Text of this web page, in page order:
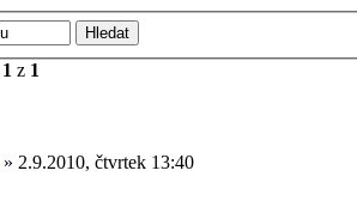
1 z 1
» 2.9.2010, čtvrtek 13:40